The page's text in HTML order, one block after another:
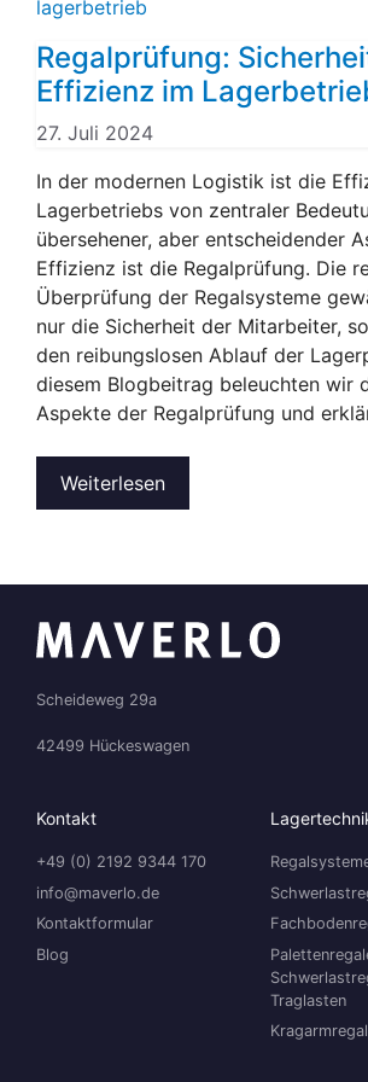
Regalprüfung:
Effizienz im
27. Juli 2024
In der modernen Logistik ist die
Lagerbetriebs von zentraler
übersehener, aber entscheidender
Effizienz ist die Regalprüfung. Die
Überprüfung der Regalsysteme
nur die Sicherheit der Mitarbeiter,
den reibungslosen Ablauf der
diesem Blogbeitrag beleuchten wir
Aspekte der Regalprüfung und
Weiterlesen
Scheideweg 29a
42499 Hückeswagen
Kontakt
+49 (0) 2192 9344 170
info@maverlo.de
Kontaktformular
Blog
Traglasten